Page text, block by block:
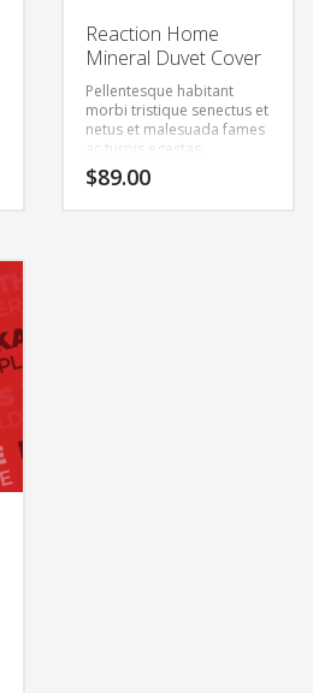
Reaction Home
Mineral Duvet Cover
Pellentesque habitant
morbi tristique senectus et
netus et malesuada fames
ac turpis egestas.
Vestibulum tortor quam,
feugiat vitae, ultricies eget,
$89.00